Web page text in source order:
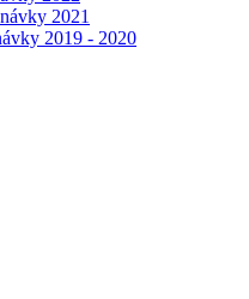
2021
2019 - 2020